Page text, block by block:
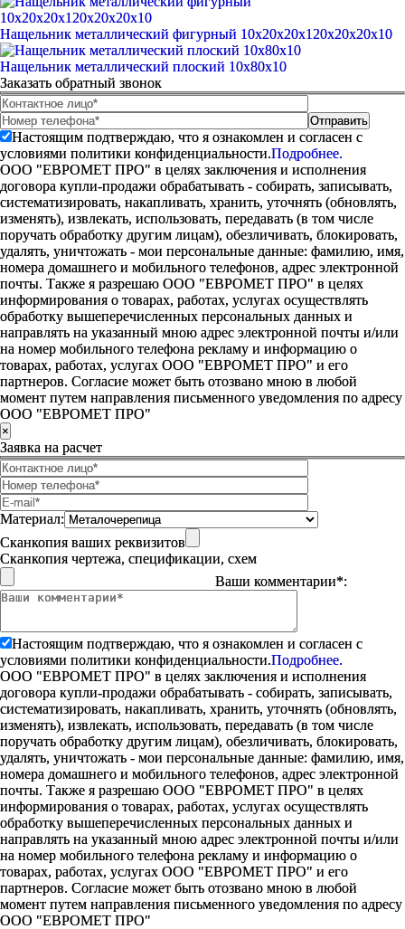
Нащельник металлический фигурный 10x20x20x120x20x20x10
Нащельник металлический плоский 10х80х10
Заказать обратный звонок
Настоящим подтверждаю, что я ознакомлен и согласен с
условиями политики конфиденциальности.Подробнее.
ООО "ЕВРОМЕТ ПРО" в целях заключения и исполнения
договора купли-продажи обрабатывать - собирать, записывать,
систематизировать, накапливать, хранить, уточнять (обновлять,
изменять), извлекать, использовать, передавать (в том числе
поручать обработку другим лицам), обезличивать, блокировать,
удалять, уничтожать - мои персональные данные: фамилию, имя,
номера домашнего и мобильного телефонов, адрес электронной
почты. Также я разрешаю ООО "ЕВРОМЕТ ПРО" в целях
информирования о товарах, работах, услугах осуществлять
обработку вышеперечисленных персональных данных и
направлять на указанный мною адрес электронной почты и/или
на номер мобильного телефона рекламу и информацию о
товарах, работах, услугах ООО "ЕВРОМЕТ ПРО" и его
партнеров. Согласие может быть отозвано мною в любой
момент путем направления письменного уведомления по адресу
ООО "ЕВРОМЕТ ПРО"
×
Заявка на расчет
Материал:
Сканкопия ваших реквизитов
Сканкопия чертежа, спецификации, схем
Ваши комментарии*:
Настоящим подтверждаю, что я ознакомлен и согласен с
условиями политики конфиденциальности.Подробнее.
ООО "ЕВРОМЕТ ПРО" в целях заключения и исполнения
договора купли-продажи обрабатывать - собирать, записывать,
систематизировать, накапливать, хранить, уточнять (обновлять,
изменять), извлекать, использовать, передавать (в том числе
поручать обработку другим лицам), обезличивать, блокировать,
удалять, уничтожать - мои персональные данные: фамилию, имя,
номера домашнего и мобильного телефонов, адрес электронной
почты. Также я разрешаю ООО "ЕВРОМЕТ ПРО" в целях
информирования о товарах, работах, услугах осуществлять
обработку вышеперечисленных персональных данных и
направлять на указанный мною адрес электронной почты и/или
на номер мобильного телефона рекламу и информацию о
товарах, работах, услугах ООО "ЕВРОМЕТ ПРО" и его
партнеров. Согласие может быть отозвано мною в любой
момент путем направления письменного уведомления по адресу
ООО "ЕВРОМЕТ ПРО"